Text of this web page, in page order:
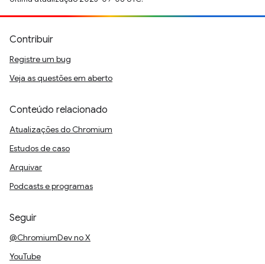
Contribuir
Registre um bug
Veja as questões em aberto
Conteúdo relacionado
Atualizações do Chromium
Estudos de caso
Arquivar
Podcasts e programas
Seguir
@ChromiumDev no X
YouTube